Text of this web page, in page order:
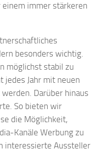
immer stärkeren
besonders wichtig.
möglichst stabil zu
jedes Jahr mit neuen
Darüber hinaus
So bieten wir
die Möglichkeit,
Kanäle Werbung zu
interessierte Aussteller